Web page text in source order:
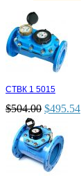
СТВК 1 5015
$504.00 $495.54